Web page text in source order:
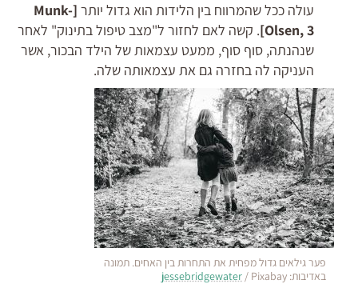
עולה ככל שהמרווח בין הלידות הוא גדול יותר [
Munk-
Olsen, 3]
. קשה לאם לחזור ל"מצב טיפול בתינוק" לאחר
שנהנתה, סוף סוף, ממעט עצמאות של הילד הבכור, אשר
העניקה לה בחזרה גם את עצמאותה שלה.
פער גילאים גדול מפחית את התחרות בין האחים. תמונה
באדיבות:
jessebridgewater / Pixabay